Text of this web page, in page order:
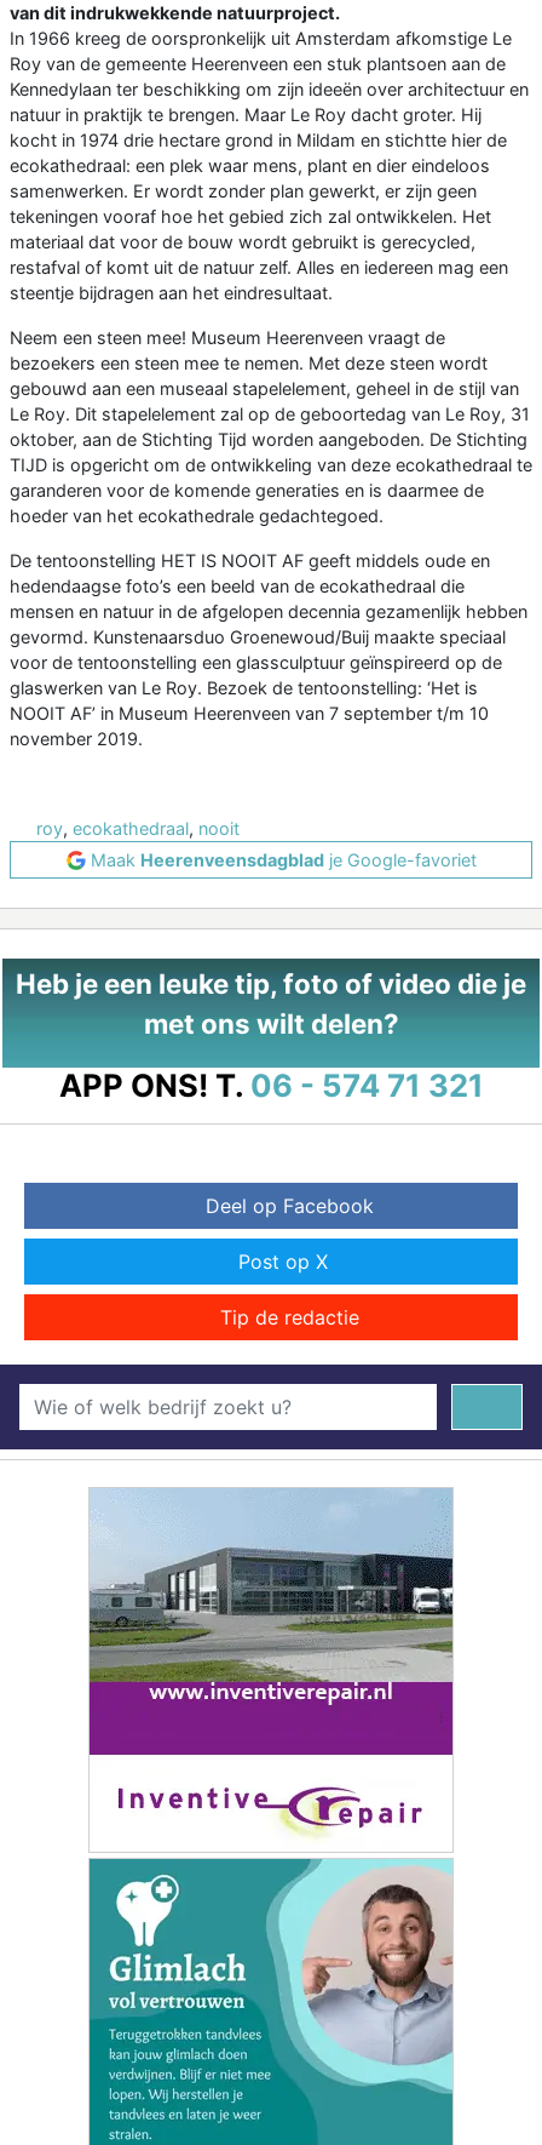
van dit indrukwekkende natuurproject.
In 1966 kreeg de oorspronkelijk uit Amsterdam afkomstige Le
Roy van de gemeente Heerenveen een stuk plantsoen aan de
Kennedylaan ter beschikking om zijn ideeën over architectuur en
natuur in praktijk te brengen. Maar Le Roy dacht groter. Hij
kocht in 1974 drie hectare grond in Mildam en stichtte hier de
ecokathedraal: een plek waar mens, plant en dier eindeloos
samenwerken. Er wordt zonder plan gewerkt, er zijn geen
tekeningen vooraf hoe het gebied zich zal ontwikkelen. Het
materiaal dat voor de bouw wordt gebruikt is gerecycled,
restafval of komt uit de natuur zelf. Alles en iedereen mag een
steentje bijdragen aan het eindresultaat.
Neem een steen mee! Museum Heerenveen vraagt de
bezoekers een steen mee te nemen. Met deze steen wordt
gebouwd aan een museaal stapelelement, geheel in de stijl van
Le Roy. Dit stapelelement zal op de geboortedag van Le Roy, 31
oktober, aan de Stichting Tijd worden aangeboden. De Stichting
TIJD is opgericht om de ontwikkeling van deze ecokathedraal te
garanderen voor de komende generaties en is daarmee de
hoeder van het ecokathedrale gedachtegoed.
De tentoonstelling HET IS NOOIT AF geeft middels oude en
hedendaagse foto’s een beeld van de ecokathedraal die
mensen en natuur in de afgelopen decennia gezamenlijk hebben
gevormd. Kunstenaarsduo Groenewoud/Buij maakte speciaal
voor de tentoonstelling een glassculptuur geïnspireerd op de
glaswerken van Le Roy. Bezoek de tentoonstelling: ‘Het is
NOOIT AF’ in Museum Heerenveen van 7 september t/m 10
november 2019.
roy, ecokathedraal, nooit
Maak Heerenveensdagbladje Google-favoriet
Heb je een leuke tip, foto of video die je
met ons wilt delen?
APP ONS! T. 06 - 574 71 321
Deel op Facebook
Post op X
Tip de redactie